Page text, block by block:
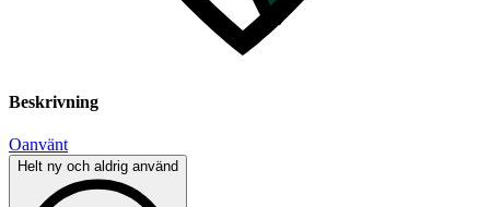
Beskrivning
Oanvänt
Helt ny och aldrig använd